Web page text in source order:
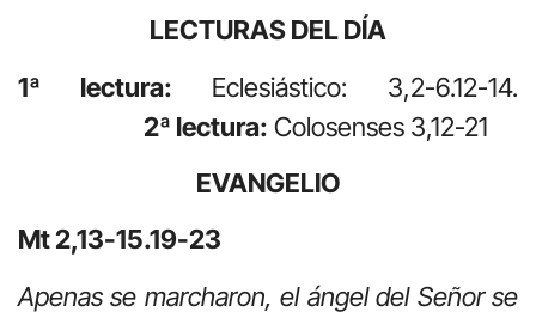
LECTURAS DEL DÍA
1ª lectura: Eclesiástico: 3,2-6.12-14.
2ª lectura: Colosenses 3,12-21
EVANGELIO
Mt 2,13-15.19-23
Apenas se marcharon, el ángel del Señor se